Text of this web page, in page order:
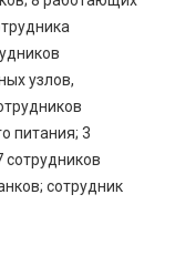
узлов,
питания; 3
сотрудник